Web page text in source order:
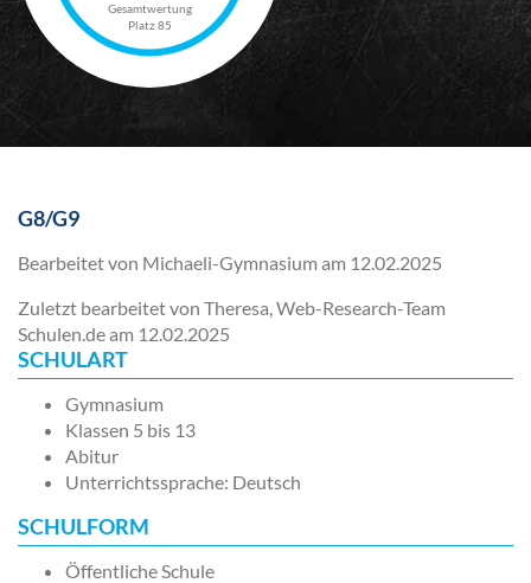
Gesamtwertung
Platz 85
G8/G9
Bearbeitet von Michaeli-Gymnasium am 12.02.2025
Zuletzt bearbeitet von Theresa, Web-Research-Team
Schulen.de am 12.02.2025
SCHULART
Gymnasium
Klassen 5 bis 13
Abitur
Unterrichtssprache: Deutsch
SCHULFORM
Öffentliche Schule